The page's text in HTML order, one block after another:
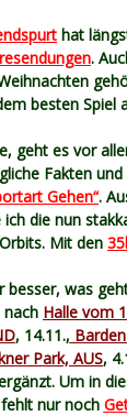
hat
.
besten Spiel
geht es vor
Fakten
Gehen“.
ich die nun
Mit den
besser, was
nach Halle vom
, 14.11.,
Park, AUS,
Um in
fehlt nur noch